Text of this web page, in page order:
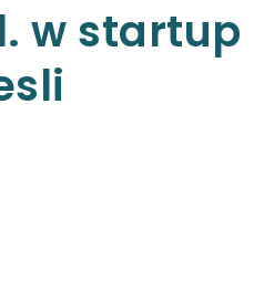
w startup